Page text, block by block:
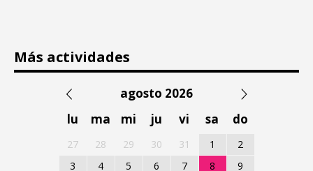
Más actividades
agosto 2026
lu
ma mi ju vi sa do
27 28 29 30 31 1
2
3
4 5 6 7 8
9